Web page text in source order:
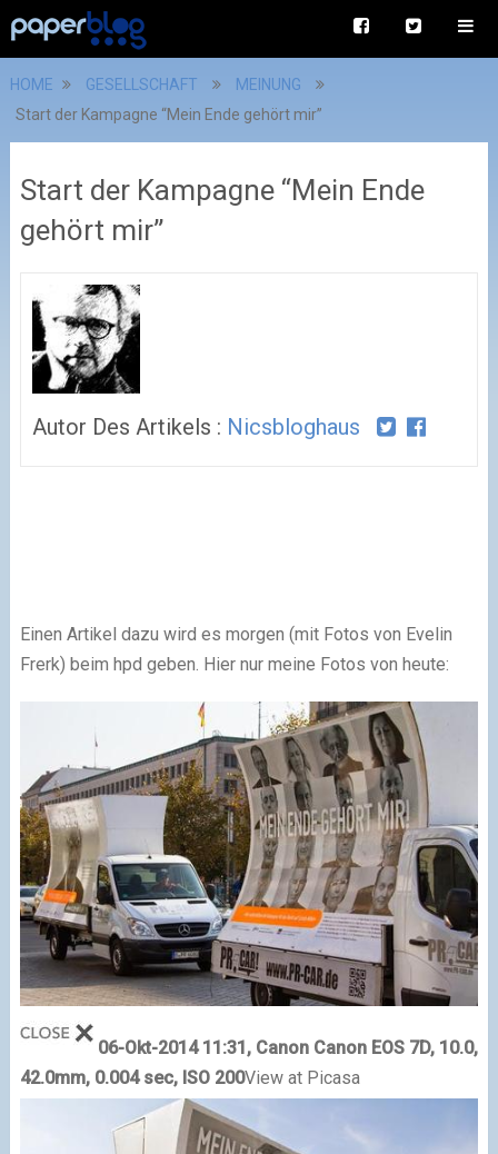
HOME GESELLSCHAFT
MEINUNG
Start der Kampagne “Mein Ende gehört mir”
Start der Kampagne “Mein Ende
gehört mir”
Autor Des Artikels : Nicsbloghaus
Einen Artikel dazu wird es morgen (mit Fotos von Evelin
Frerk) beim hpd geben. Hier nur meine Fotos von heute:
06-Okt-2014 11:31, CanonCanon EOS 7D, 10.0,
42.0mm, 0.004 sec, ISO 200View at Picasa